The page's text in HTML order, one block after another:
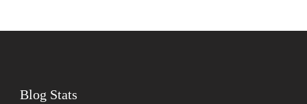
Blog Stats